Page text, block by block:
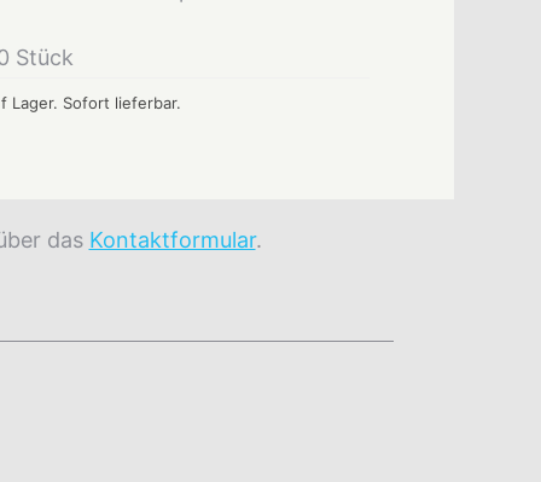
Stück
Lager. Sofort lieferbar.
das Kontaktformular.